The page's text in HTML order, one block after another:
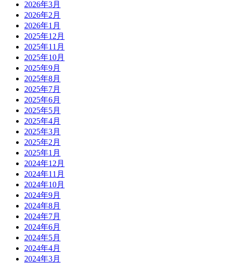
2026年3月
2026年2月
2026年1月
2025年12月
2025年11月
2025年10月
2025年9月
2025年8月
2025年7月
2025年6月
2025年5月
2025年4月
2025年3月
2025年2月
2025年1月
2024年12月
2024年11月
2024年10月
2024年9月
2024年8月
2024年7月
2024年6月
2024年5月
2024年4月
2024年3月